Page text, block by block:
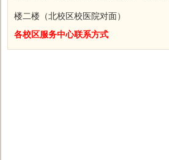
楼二楼（北校区校医院对面）
各校区服务中心联系方式